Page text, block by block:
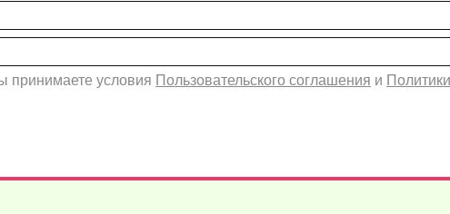
принимаете условия Пользовательского соглашения и